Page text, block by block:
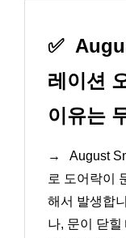
✅
레이션
이유는
→
August
로 도어락이
해서 발생합
나, 문이 닫